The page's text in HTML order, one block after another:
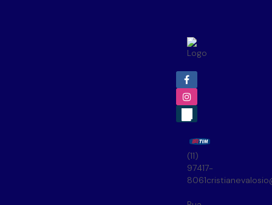
(11)
97417-
8061